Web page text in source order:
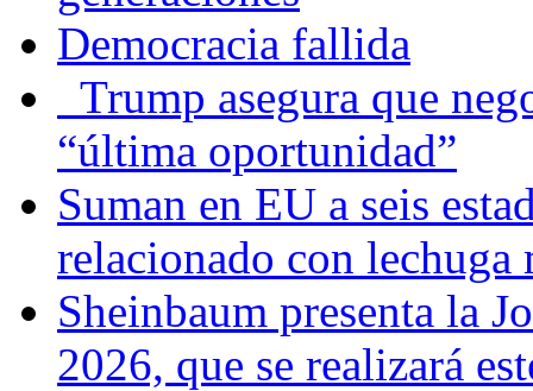
Democracia fallida
Trump asegura que
“última oportunidad”
Suman en EU a seis
relacionado con lechuga
Sheinbaum presenta la
2026, que se realizará